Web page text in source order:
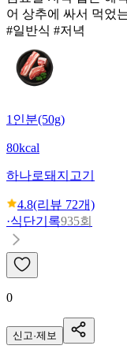
어 상추에 싸서 먹었
#일반식 #저녁
1인분(50g)
80kcal
하나로돼지고기
4.8(리뷰 72개)
·식단기록935회
0
신고·제보